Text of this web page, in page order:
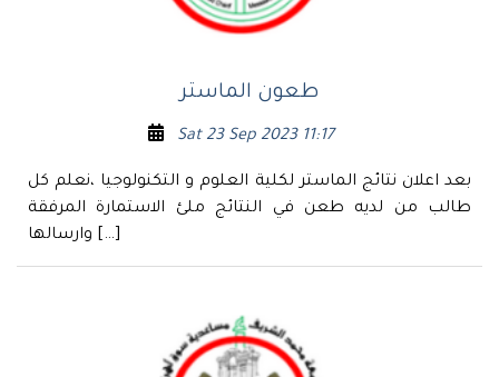
طعون الماستر
Sat 23 Sep 2023 11:17
بعد اعلان نتائج الماستر لكلية العلوم و التكنولوجيا ،نعلم كل
طالب من لديه طعن في النتائج ملئ الاستمارة المرفقة
وارسالها […]